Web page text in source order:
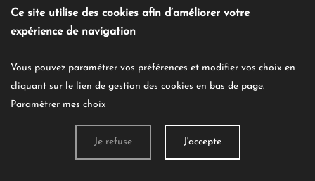
Guinot présente ses masques visage en format
unidose ✨
Des formules expertes pour cibler chaque besoi
n de la peau et révéler des résultats visibles en
quelques minutes 💆‍♀️
L’expertise cabine, désormais en format individ
Ce site utilise des cookies afin d’améliorer votre
expérience de navigation
Vous pouvez paramétrer vos préférences et modifier vos choix en
cliquant sur le lien de gestion des cookies en bas de page.
Paramétrer mes choix
Je refuse J'accepte